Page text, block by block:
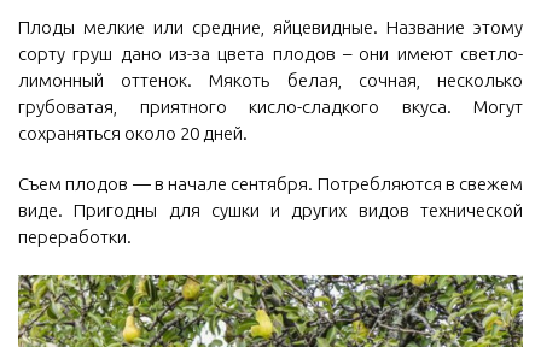
Плоды мелкие или средние, яйцевидные. Название этому
сорту груш дано из-за цвета плодов – они имеют светло-
лимонный оттенок. Мякоть белая, сочная, несколько
грубоватая, приятного кисло-сладкого вкуса. Могут
сохраняться около 20 дней.
Съем плодов — в начале сентября. Потребляются в свежем
виде. Пригодны для сушки и других видов технической
переработки.